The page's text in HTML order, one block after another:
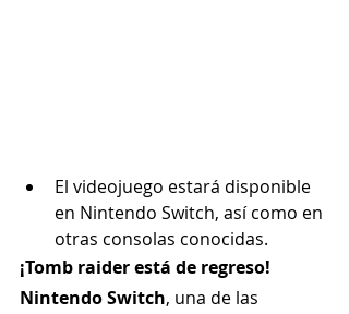
El videojuego estará disponible
en Nintendo Switch, así como en
otras consolas conocidas.
¡Tomb raider está de regreso!
Nintendo Switch, una de las